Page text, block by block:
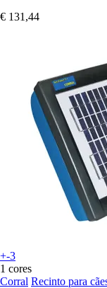
€ 131,44
+-3
1 cores
Corral Recinto para